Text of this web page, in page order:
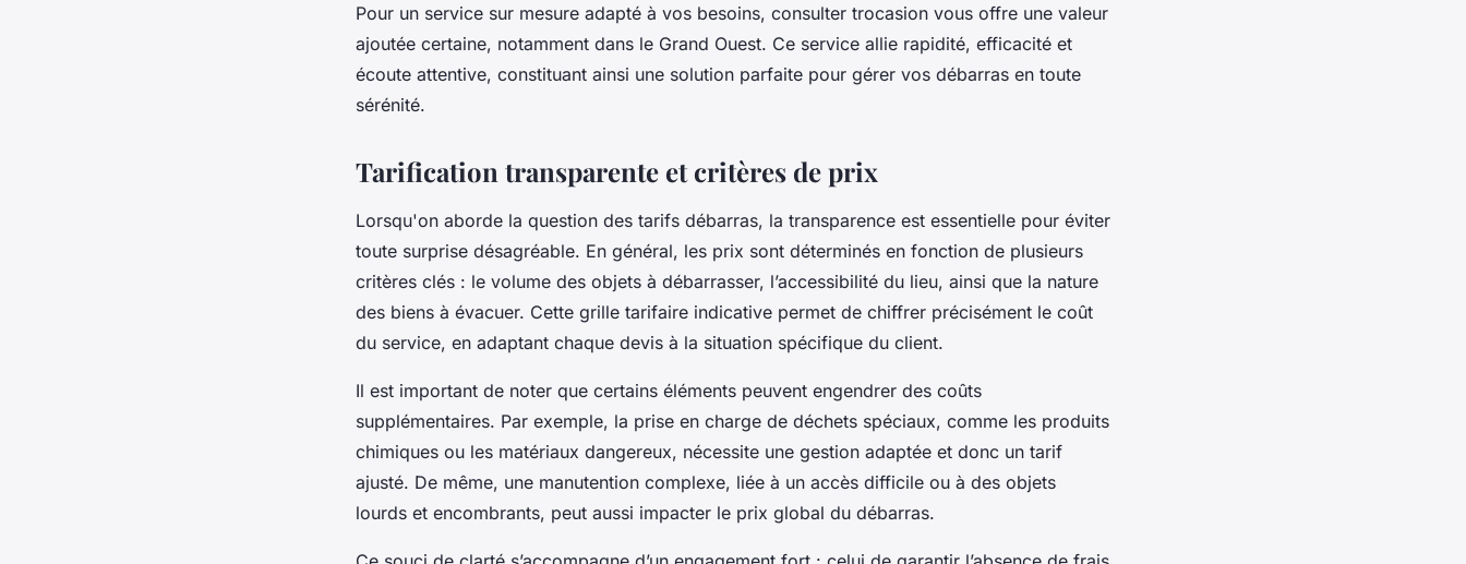
Pour un service sur mesure adapté à vos besoins, consulter trocasion vous offre une valeur
ajoutée certaine, notamment dans le Grand Ouest. Ce service allie rapidité, efficacité et
écoute attentive, constituant ainsi une solution parfaite pour gérer vos débarras en toute
sérénité.
Tarification transparente et critères de prix
Lorsqu'on aborde la question des tarifs débarras, la transparence est essentielle pour éviter
toute surprise désagréable. En général, les prix sont déterminés en fonction de plusieurs
critères clés : le volume des objets à débarrasser, l’accessibilité du lieu, ainsi que la nature
des biens à évacuer. Cette grille tarifaire indicative permet de chiffrer précisément le coût
du service, en adaptant chaque devis à la situation spécifique du client.
Il est important de noter que certains éléments peuvent engendrer des coûts
supplémentaires. Par exemple, la prise en charge de déchets spéciaux, comme les produits
chimiques ou les matériaux dangereux, nécessite une gestion adaptée et donc un tarif
ajusté. De même, une manutention complexe, liée à un accès difficile ou à des objets
lourds et encombrants, peut aussi impacter le prix global du débarras.